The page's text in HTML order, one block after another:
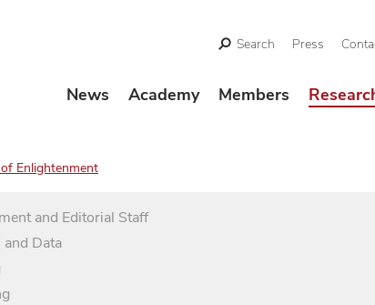
Search Press
News Academy Members
Enlightenment
and Editorial Staff
Data